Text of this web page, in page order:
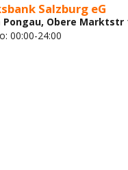
Salzburg eG
Obere Marktstr
00:00-24:00